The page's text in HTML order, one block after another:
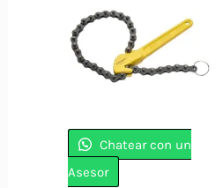
Chatear con un
Asesor